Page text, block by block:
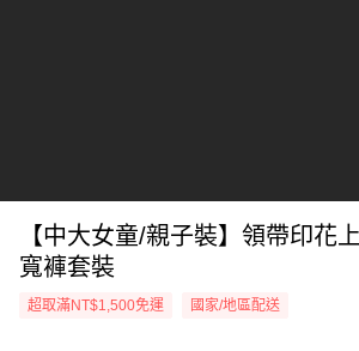
【中大女童/親子裝】領帶印花
寬褲套裝
超取滿NT$1,500免運 國家/地區配送